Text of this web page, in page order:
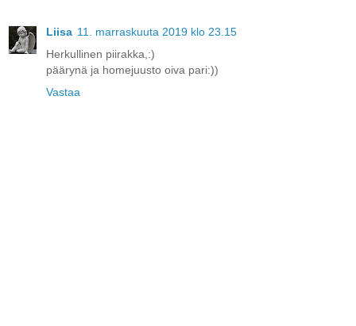
Liisa 11. marraskuuta 2019 klo 23.15
Herkullinen piirakka,:)
päärynä ja homejuusto oiva pari:))
Vastaa